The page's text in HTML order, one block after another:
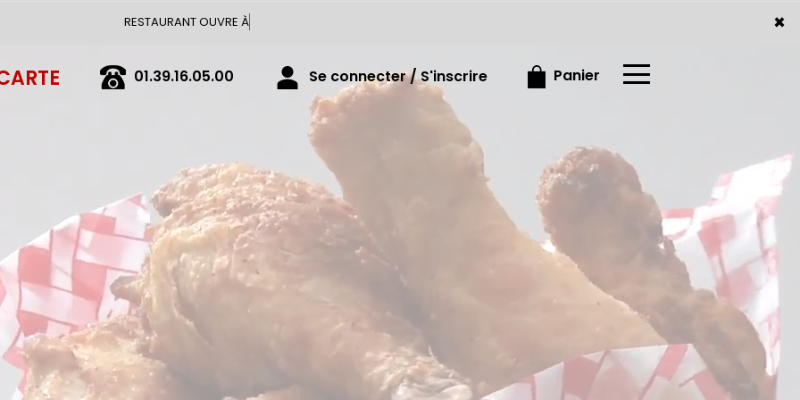
×
RESTAURANT OUVRE À 18:00
01.39.16.05.00 Se connecter / S'inscrire Panier
×